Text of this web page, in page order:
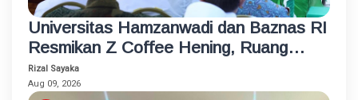
Universitas Hamzanwadi dan Baznas RI
Resmikan Z Coffee Hening, Ruang
Usaha Inklusif bagi Penyandang
Disabilitas
Rizal Sayaka
Aug 09, 2026